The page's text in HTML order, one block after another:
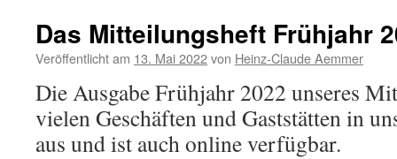
2022
ist
Das Mitteilungsheft Frühjahr
Veröffentlicht am 13. Mai 2022von Heinz-Claude Aemmer
Die Ausgabe Frühjahr 2022 unseres
vielen Geschäften und Gaststätten in
aus und ist auch online verfügbar.